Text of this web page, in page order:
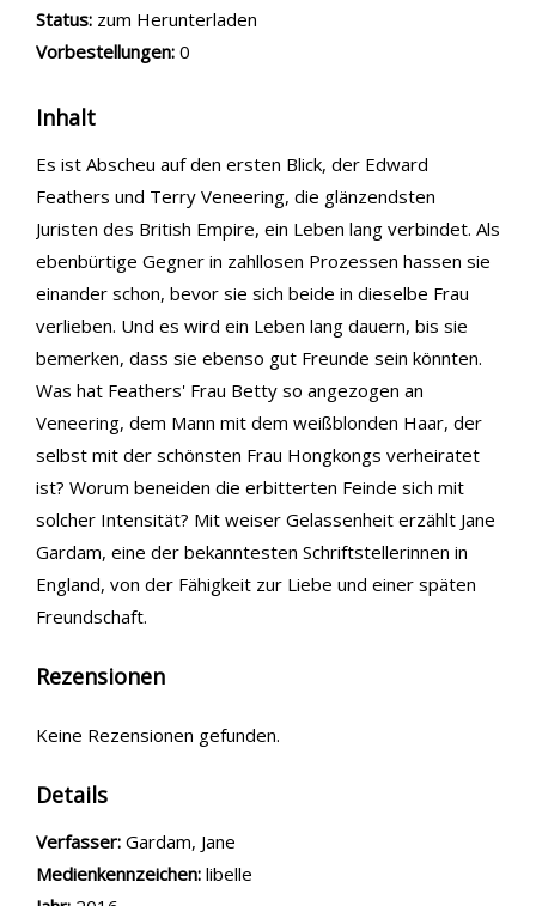
Status: zum Herunterladen
Vorbestellungen: 0
Inhalt
Es ist Abscheu auf den ersten Blick, der Edward
Feathers und Terry Veneering, die glänzendsten
Juristen des British Empire, ein Leben lang verbindet. Als
ebenbürtige Gegner in zahllosen Prozessen hassen sie
einander schon, bevor sie sich beide in dieselbe Frau
verlieben. Und es wird ein Leben lang dauern, bis sie
bemerken, dass sie ebenso gut Freunde sein könnten.
Was hat Feathers' Frau Betty so angezogen an
Veneering, dem Mann mit dem weißblonden Haar, der
selbst mit der schönsten Frau Hongkongs verheiratet
ist? Worum beneiden die erbitterten Feinde sich mit
solcher Intensität? Mit weiser Gelassenheit erzählt Jane
Gardam, eine der bekanntesten Schriftstellerinnen in
England, von der Fähigkeit zur Liebe und einer späten
Freundschaft.
Rezensionen
Keine Rezensionen gefunden.
Details
Verfasser: Suche nach diesem Verfasser
Gardam, Jane
Medienkennzeichen: libelle